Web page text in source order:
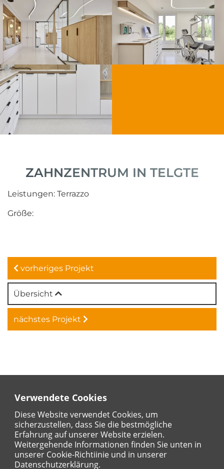
Verwendete Cookies
Diese Website verwendet Cookies, um
sicherzustellen, dass Sie die bestmögliche
Erfahrung auf unserer Website erzielen.
Weitergehende Informationen finden Sie unten in
unserer Cookie-Richtiinie und in unserer
Datenschutzerklärung.
ZAHNZENTRUM IN TELGTE
Leistungen: Terrazzo
Größe:
vorheriges Projekt
Übersicht
nächstes Projekt
AKTUELLE SEITE: STARTSEITE
PROJEKTE
ZAHNZENTRUM IN TELGTE